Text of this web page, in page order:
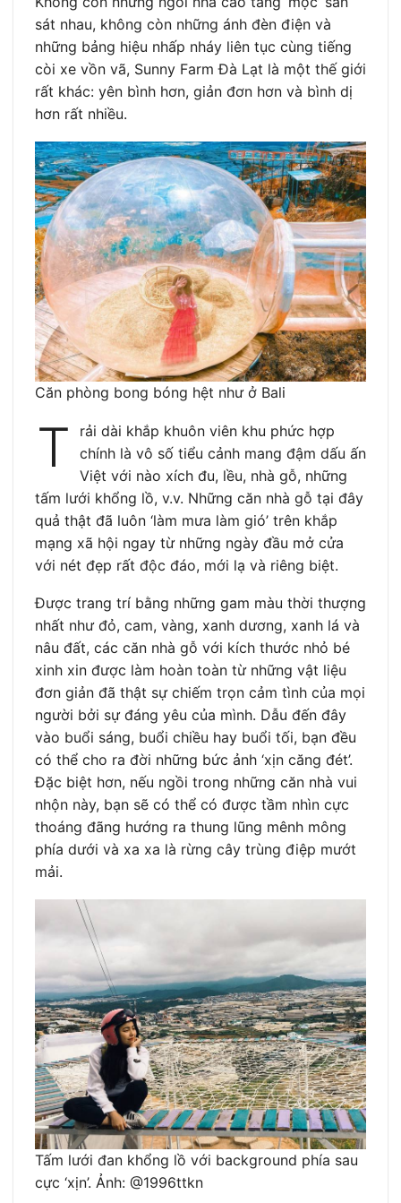
sát nhau, không còn những ánh đèn điện và
những bảng hiệu nhấp nháy liên tục cùng tiếng
còi xe vồn vã, Sunny Farm Đà Lạt là một thế giới
rất khác: yên bình hơn, giản đơn hơn và bình dị
hơn rất nhiều.
Căn phòng bong bóng hệt như ở Bali
T
rải dài khắp khuôn viên khu phức hợp
chính là vô số tiểu cảnh mang đậm dấu ấn
Việt với nào xích đu, lều, nhà gỗ, những
tấm lưới khổng lồ, v.v. Những căn nhà gỗ tại đây
quả thật đã luôn ‘làm mưa làm gió’ trên khắp
mạng xã hội ngay từ những ngày đầu mở cửa
với nét đẹp rất độc đáo, mới lạ và riêng biệt.
Được trang trí bằng những gam màu thời thượng
nhất như đỏ, cam, vàng, xanh dương, xanh lá và
nâu đất, các căn nhà gỗ với kích thước nhỏ bé
xinh xin được làm hoàn toàn từ những vật liệu
đơn giản đã thật sự chiếm trọn cảm tình của mọi
người bởi sự đáng yêu của mình. Dẫu đến đây
vào buổi sáng, buổi chiều hay buổi tối, bạn đều
có thể cho ra đời những bức ảnh ‘xịn căng đét’.
Đặc biệt hơn, nếu ngồi trong những căn nhà vui
nhộn này, bạn sẽ có thể có được tầm nhìn cực
thoáng đãng hướng ra thung lũng mênh mông
phía dưới và xa xa là rừng cây trùng điệp mướt
mải.
Tấm lưới đan khổng lồ với background phía sau
cực ‘xịn’. Ảnh: @1996ttkn